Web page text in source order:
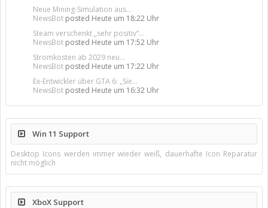
Neue Mining-Simulation aus...
NewsBot posted Heute um 18:22 Uhr
Steam verschenkt „sehr positiv“...
NewsBot posted Heute um 17:52 Uhr
Stromkosten ab 2029 neu...
NewsBot posted Heute um 17:22 Uhr
Ex-Entwickler über GTA 6: „Sie...
NewsBot posted Heute um 16:32 Uhr
Win 11 Support
Desktop Icons werden immer wieder weiß, dauerhafte Icon Reparatur
nicht möglich
XboX Support